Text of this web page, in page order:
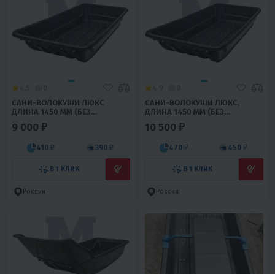
CАНИ-ВОЛОКУШИ ЛЮКС
ДЛИНА 1450 ММ (БЕЗ
ОТБОЙНИКА НЕПОДШИТЫЕ)
9 000 ₽
410 ₽ 390 ₽
В 1 КЛИК
Россия
CАНИ-ВОЛОКУШИ ЛЮКС,
ДЛИНА 1450 ММ (БЕЗ
ОТБОЙНИКА ПОДШИТЫЕ)
10 500 ₽
470 ₽ 450 ₽
В 1 КЛИК
Россия